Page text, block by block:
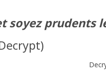
soyez prudents
)